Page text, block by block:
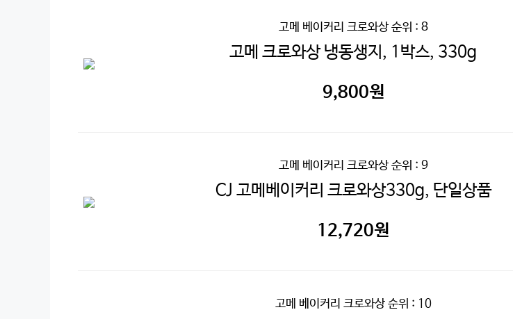
고메 베이커리 크로와상순위 : 8
고메 크로와상 냉동생지, 1박스, 330g
9,800원
고메 베이커리 크로와상순위 : 9
CJ 고메베이커리 크로와상330g, 단일상품
12,720원
고메 베이커리 크로와상순위 : 10